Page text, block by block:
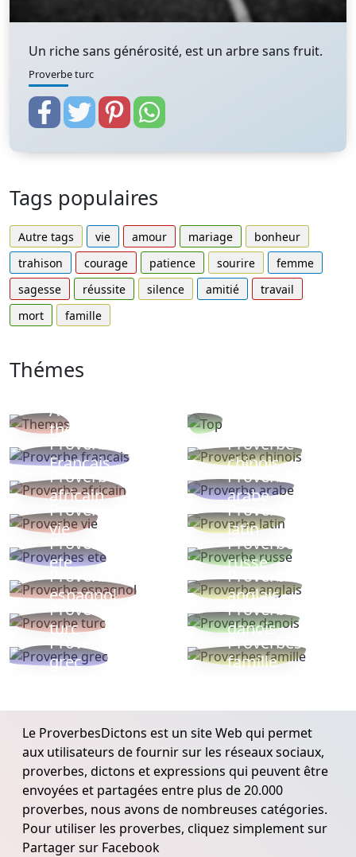
Un riche sans générosité, est un arbre sans fruit.
Proverbe turc
Tags populaires
Autre tags vie amour mariage
bonheur
trahison
courage patience sourire
femme
sagesse
réussite silence amitié
travail
mort
famille
Thémes
Autres
thèmes
Proverbe
Français
Proverbe
chinois
Proverbe
africain
Proverbe
arabe
Proverbe
vie
Proverbe
latin
Proverbes
ete
Proverbe
russe
Proverbe
espagnol
Proverbe
anglais
Proverbe
turc
Proverbe
danois
Proverbe
grec
Proverbes
famille
Le ProverbesDictons est un site Web qui permet
aux utilisateurs de fournir sur les réseaux sociaux,
proverbes, dictons et expressions qui peuvent être
envoyées et partagées entre plus de 20.000
proverbes, nous avons de nombreuses catégories.
Pour utiliser les proverbes, cliquez simplement sur
Partager sur Facebook